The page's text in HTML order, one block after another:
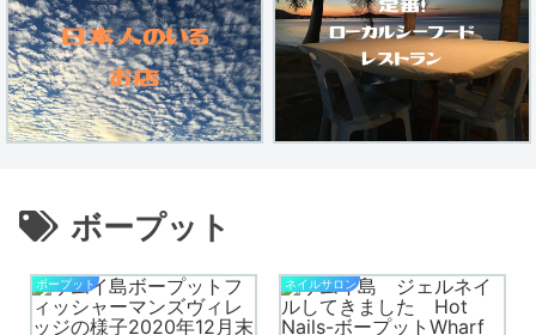
ボープット
ボープット ネイルサロン